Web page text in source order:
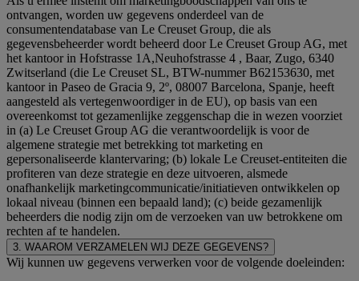
ontvangen, worden uw gegevens onderdeel van de
consumentendatabase van Le Creuset Group, die als
gegevensbeheerder wordt beheerd door Le Creuset Group AG, met
het kantoor in Hofstrasse 1A,Neuhofstrasse 4 , Baar, Zugo, 6340
Zwitserland (die Le Creuset SL, BTW-nummer B62153630, met
kantoor in Paseo de Gracia 9, 2º, 08007 Barcelona, Spanje, heeft
aangesteld als vertegenwoordiger in de EU), op basis van een
overeenkomst tot gezamenlijke zeggenschap die in wezen voorziet
in (a) Le Creuset Group AG die verantwoordelijk is voor de
algemene strategie met betrekking tot marketing en
gepersonaliseerde klantervaring; (b) lokale Le Creuset-entiteiten die
profiteren van deze strategie en deze uitvoeren, alsmede
onafhankelijk marketingcommunicatie/initiatieven ontwikkelen op
lokaal niveau (binnen een bepaald land); (c) beide gezamenlijk
beheerders die nodig zijn om de verzoeken van uw betrokkene om
rechten af te handelen.
3. WAAROM VERZAMELEN WIJ DEZE GEGEVENS?
Wij kunnen uw gegevens verwerken voor de volgende doeleinden: